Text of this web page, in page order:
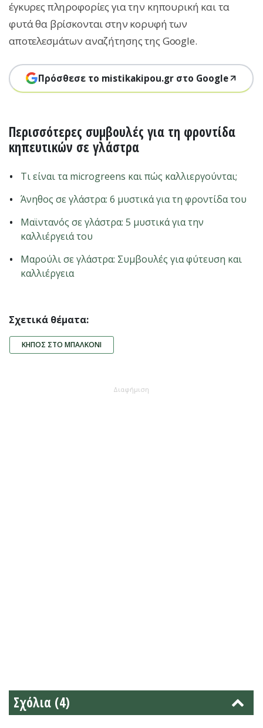
έγκυρες πληροφορίες για την κηπουρική και τα
φυτά θα βρίσκονται στην κορυφή των
αποτελεσμάτων αναζήτησης της Google.
Πρόσθεσε το mistikakipou.gr στο Google
Περισσότερες συμβουλές για τη φροντίδα
κηπευτικών σε γλάστρα
Τι είναι τα microgreens και πώς καλλιεργούνται;
Άνηθος σε γλάστρα: 6 μυστικά για τη φροντίδα του
Μαϊντανός σε γλάστρα: 5 μυστικά για την
καλλιέργειά του
Μαρούλι σε γλάστρα: Συμβουλές για φύτευση και
καλλιέργεια
Σχετικά θέματα:
ΚΉΠΟΣ ΣΤΟ ΜΠΑΛΚΌΝΙ
Διαφήμιση
Σχόλια (4)